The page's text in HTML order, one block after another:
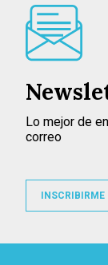
Lo mejor de
correo
INSCRIBIRME